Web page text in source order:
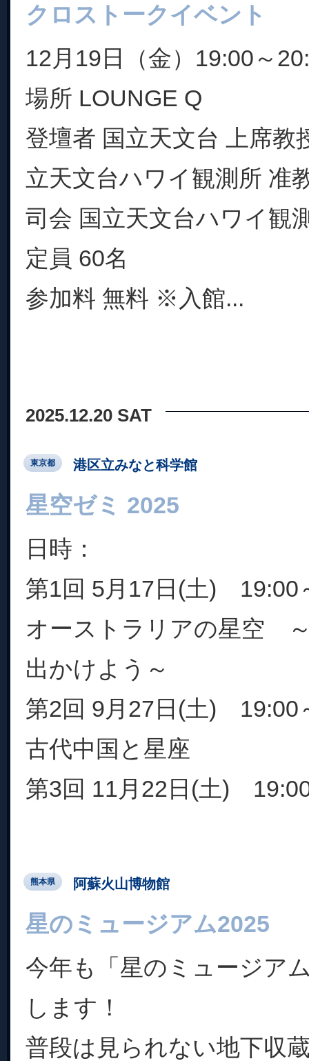
クロストークイベント
12月19日（金）19:00～
場所 LOUNGE Q
登壇者 国立天文台 上席教
立天文台ハワイ観測所 准
司会 国立天文台ハワイ観
定員 60名
参加料 無料 ※入館...
2025.12.20 SAT
東京都 港区立みなと科学館
星空ゼミ 2025
日時：
第1回 5月17日(土) 19:00
オーストラリアの星空
出かけよう～
第2回 9月27日(土) 19:00
古代中国と星座
第3回 11月22日(土)
熊本県 阿蘇火山博物館
星のミュージアム2025
今年も「星のミュージア
します！
普段は見られない地下収